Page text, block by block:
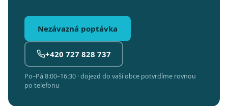
Nezávazná poptávka
+420 727 828 737
Po–Pá 8:00–16:30 · dojezd do vaší obce potvrdíme rovnou
po telefonu